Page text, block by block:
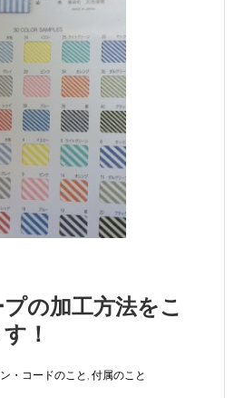
の加工方法をこ
！
・コードのこと 付属のこと